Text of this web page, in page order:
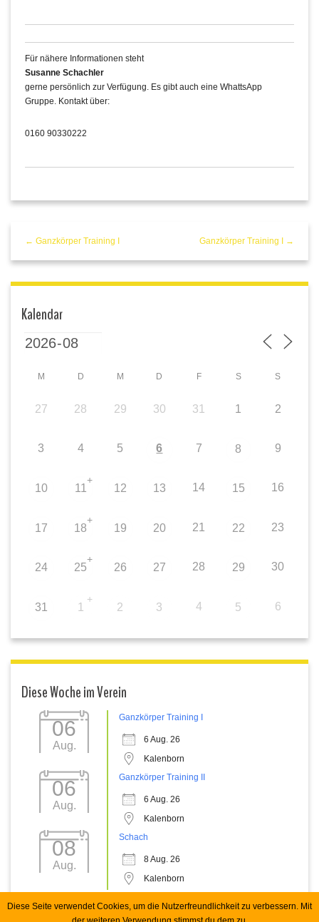
Für nähere Informationen steht
Susanne Schachler
gerne persönlich zur Verfügung. Es gibt auch eine WhattsApp
Gruppe. Kontakt über:
0160 90330222
← Ganzkörper Training I Ganzkörper Training I →
Kalendar
M D M D F S S
27 28 29 30 31 1 2
3 4 5 6 7 8 9
10 11
+
12 13 14 15 16
17 18
+
19 20 21 22 23
24 25
+
26 27 28 29 30
31 1
+
2 3 4 5 6
Diese Woche im Verein
06
Aug.
Ganzkörper Training I
6 Aug. 26
Kalenborn
06
Aug.
Ganzkörper Training II
6 Aug. 26
Kalenborn
08
Aug.
Schach
8 Aug. 26
Kalenborn
Diese Seite verwendet Cookies, um die Nutzerfreundlichkeit zu verbessern. Mit